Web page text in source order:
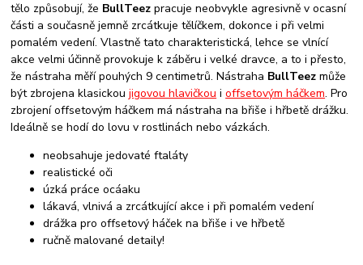
tělo způsobují, že BullTeezpracuje neobvykle agresivně v ocasní
části a současně jemně zrcátkuje tělíčkem, dokonce i při velmi
pomalém vedení. Vlastně tato charakteristická, lehce se vlnící
akce velmi účinně provokuje k záběru i velké dravce, a to i přesto,
že nástraha měří pouhých 9 centimetrů. Nástraha BullTeez může
být zbrojena klasickoujigovou hlavičkou ioffsetovým háčkem. Pro
zbrojení offsetovým háčkem má nástraha na břiše i hřbetě drážku.
Ideálně se hodí do lovu v rostlinách nebo vázkách.
neobsahuje jedovaté ftaláty
realistické oči
úzká práce ocáaku
lákavá, vlnivá a zrcátkující akce i při pomalém vedení
drážka pro offsetový háček na břiše i ve hřbetě
ručně malované detaily!